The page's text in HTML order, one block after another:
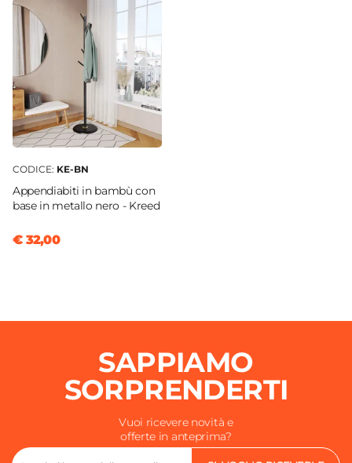
CODICE: KE-BN
Appendiabiti in bambù con
base in metallo nero - Kreed
€ 32,00
SAPPIAMO
SORPRENDERTI
Vuoi ricevere novità e
offerte in anteprima?